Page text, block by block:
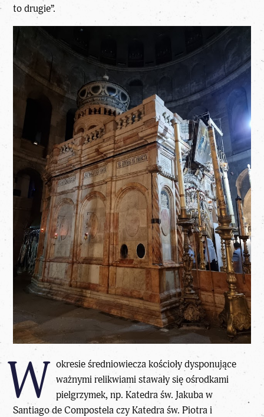
to drugie”.
W okresie średniowiecza kościoły dysponujące
ważnymi relikwiami stawały się ośrodkami
pielgrzymek, np. Katedra św. Jakuba w
Santiago de Compostela czy Katedra św. Piotra i